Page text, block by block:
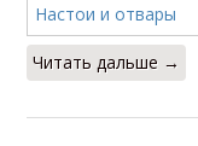
Читать дальше →